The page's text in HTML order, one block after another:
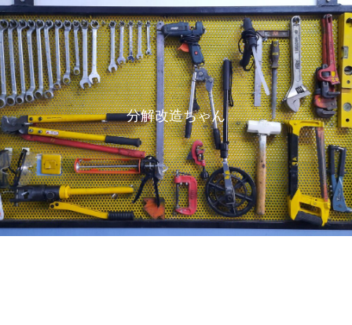
分解改造ちゃん